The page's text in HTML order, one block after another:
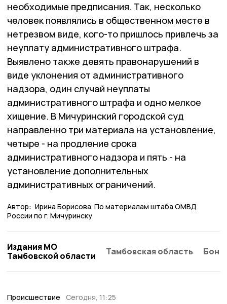
необходимые предписания. Так, несколько
человек появлялись в общественном месте в
нетрезвом виде, кого-то пришлось привлечь за
неуплату административного штрафа.
Выявлено также девять правонарушений в
виде уклонения от административного
надзора, один случай неуплаты
административного штрафа и одно мелкое
хищение. В Мичуринский городской суд
направленно три материала на установление,
четыре - на продление срока
административного надзора и пять - на
установление дополнительных
административных ограничений.
Автор: Ирина Борисова. По материалам штаба ОМВД
России по г. Мичуринску
Издания МО
Тамбовской области
Тамбовская область
Происшествие Сегодня, 11:25